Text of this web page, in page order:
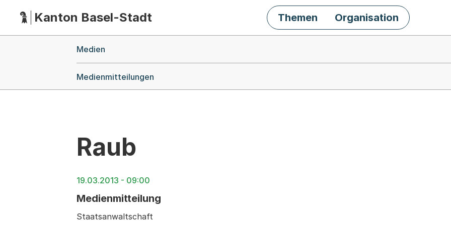
HauptnavigationKanton Basel-Stadt Themen Organisation
Medien
Medienmitteilungen
Raub
19.03.2013 - 09:00
Medienmitteilung
Staatsanwaltschaft